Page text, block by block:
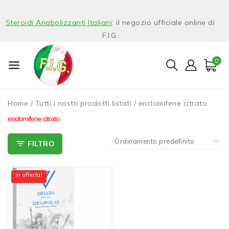
Steroidi Anabolizzanti Italiani: il negozio ufficiale online di
F.I.G.
0
Home / Tutti i nostri prodotti listati / enclomifene citrato
enclomifene citrato
FILTRO
In offerta!